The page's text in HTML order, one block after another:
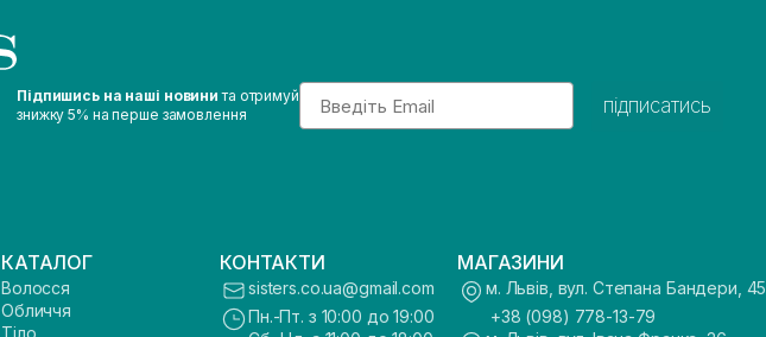
Підпишись на наші новини та отримуй
знижку 5% на перше замовлення
Email
підписатись
КАТАЛОГ
Волосся
Обличчя
Тіло
КОНТАКТИ
sisters.co.ua@gmail.com
Пн.-Пт. з 10:00 до 19:00
МАГАЗИНИ
м. Львів, вул. Степана Бандери, 45
+38 (098) 778-13-79